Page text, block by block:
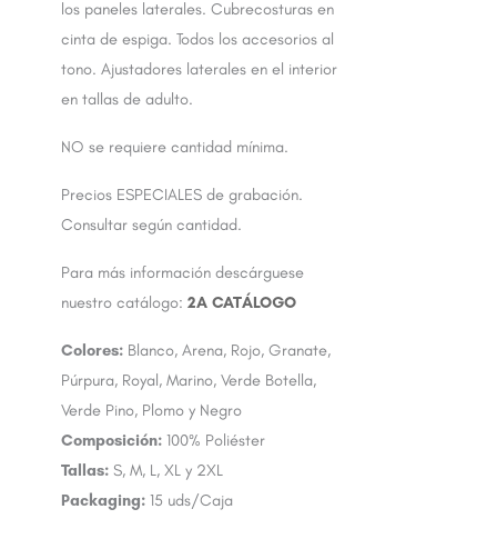
los paneles laterales. Cubrecosturas en
cinta de espiga. Todos los accesorios al
tono. Ajustadores laterales en el interior
en tallas de adulto.
NO se requiere cantidad mínima.
Precios ESPECIALES de grabación.
Consultar según cantidad.
Para más información descárguese
nuestro catálogo: 2A CATÁLOGO
Colores: Blanco, Arena, Rojo, Granate,
Púrpura, Royal, Marino, Verde Botella,
Verde Pino, Plomo y Negro
Composición: 100% Poliéster
Tallas: S, M, L, XL y 2XL
Packaging: 15 uds/Caja